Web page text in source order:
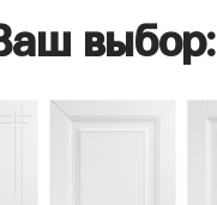
выбор: